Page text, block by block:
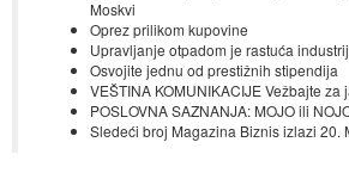
Moskvi
Oprez prilikom kupovine
Upravljanje otpadom je rastuća
Osvojite jednu od prestižnih stipendija
VEŠTINA KOMUNIKACIJE Vežbajte za
POSLOVNA SAZNANJA: MOJO ili
Sledeći broj Magazina Biznis izlazi 20.